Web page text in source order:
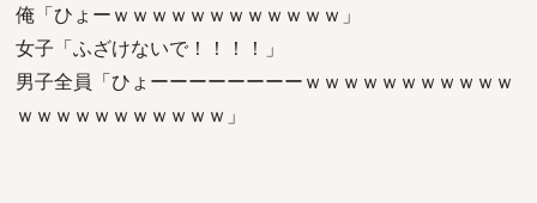
俺「ひょーｗｗｗｗｗｗｗｗｗｗｗｗ」
女子「ふざけないで！！！！」
男子全員「ひょーーーーーーーーｗｗｗｗｗｗｗｗｗｗｗ
ｗｗｗｗｗｗｗｗｗｗｗ」